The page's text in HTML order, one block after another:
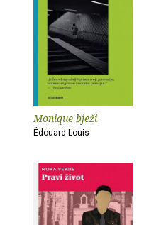
Monique bježi
Édouard Louis